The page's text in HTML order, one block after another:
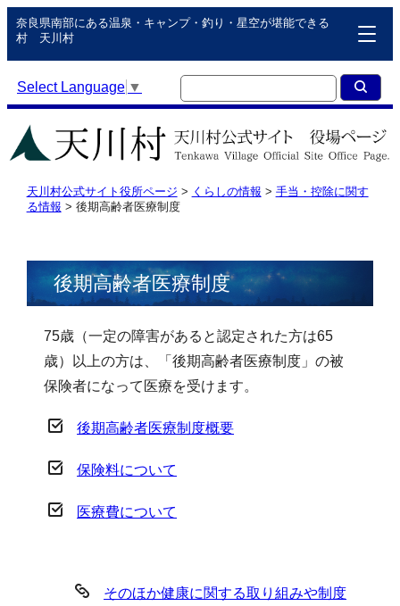
奈良県南部にある温泉・キャンプ・釣り・星空が堪能できる
村 天川村
Select Language ▼
天川村公式サイト役所ページ > くらしの情報 > 手当・控除に関す
る情報 > 後期高齢者医療制度
後期高齢者医療制度
75歳（一定の障害があると認定された方は65
歳）以上の方は、「後期高齢者医療制度」の被
保険者になって医療を受けます。
後期高齢者医療制度概要
保険料について
医療費について
そのほか健康に関する取り組みや制度